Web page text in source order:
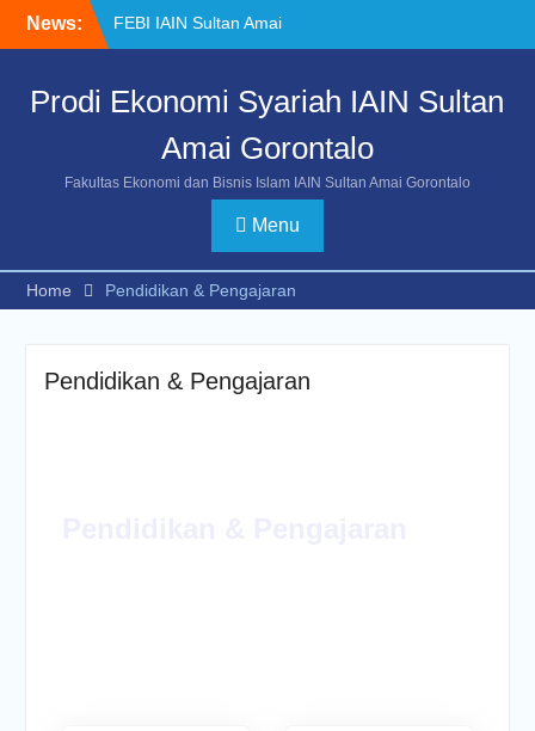
News:
FEBI IAIN Sultan Amai
Gorontalo Gelar Sekolah
Bursa Efek Indonesia
KKS TEMATIK 2023
Penerimaan Mahasiswa
Baru Ekonomi Syariah
Prodi Ekonomi Syariah IAIN Sultan
Amai Gorontalo
Fakultas Ekonomi dan Bisnis Islam IAIN Sultan Amai Gorontalo
Menu
Home Pendidikan & Pengajaran
Pendidikan & Pengajaran